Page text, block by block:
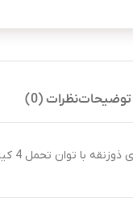
توضیحاتنظرات (0)